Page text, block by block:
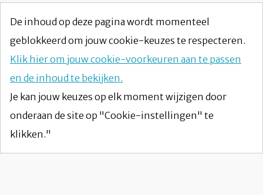
De inhoud op deze pagina wordt momenteel
geblokkeerd om jouw cookie-keuzes te respecteren.
Klik hier om jouw cookie-voorkeuren aan te passen
en de inhoud te bekijken.
Je kan jouw keuzes op elk moment wijzigen door
onderaan de site op "Cookie-instellingen" te
klikken."